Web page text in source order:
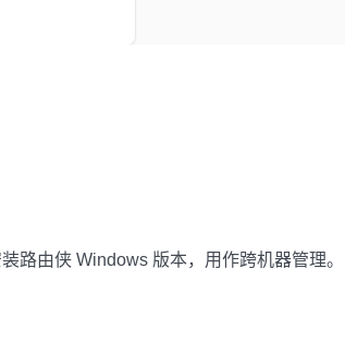
路由侠 Windows 版本，用作跨机器管理。